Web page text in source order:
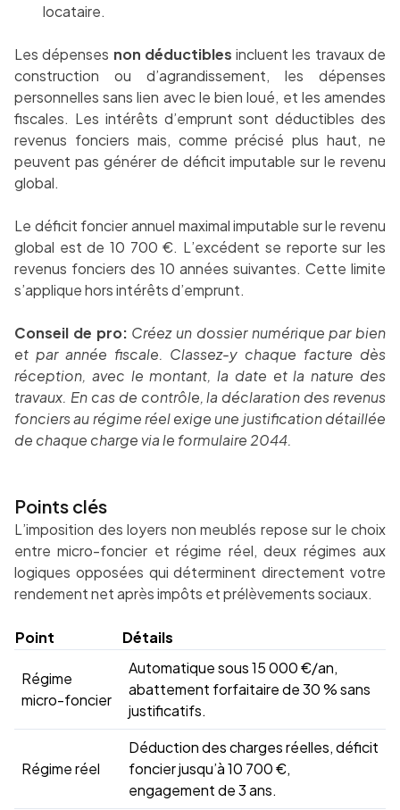
locataire.
Les dépenses non déductibles incluent les travaux de
construction ou d’agrandissement, les dépenses
personnelles sans lien avec le bien loué, et les amendes
fiscales. Les intérêts d’emprunt sont déductibles des
revenus fonciers mais, comme précisé plus haut, ne
peuvent pas générer de déficit imputable sur le revenu
global.
Le déficit foncier annuel maximal imputable sur le revenu
global est de 10 700 €. L’excédent se reporte sur les
revenus fonciers des 10 années suivantes. Cette limite
s’applique hors intérêts d’emprunt.
Conseil de pro: Créez un dossier numérique par bien
et par année fiscale. Classez-y chaque facture dès
réception, avec le montant, la date et la nature des
travaux. En cas de contrôle, la déclaration des revenus
fonciers au régime réel exige une justification détaillée
de chaque charge via le formulaire 2044.
Points clés
L’imposition des loyers non meublés repose sur le choix
entre micro-foncier et régime réel, deux régimes aux
logiques opposées qui déterminent directement votre
rendement net après impôts et prélèvements sociaux.
Point Détails
Régime
micro-foncier
Automatique sous 15 000 €/an,
abattement forfaitaire de 30 % sans
justificatifs.
Régime réel
Déduction des charges réelles, déficit
foncier jusqu’à 10 700 €,
engagement de 3 ans.